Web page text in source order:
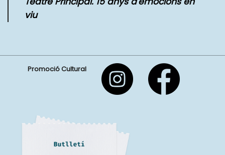
viu
Promoció Cultural